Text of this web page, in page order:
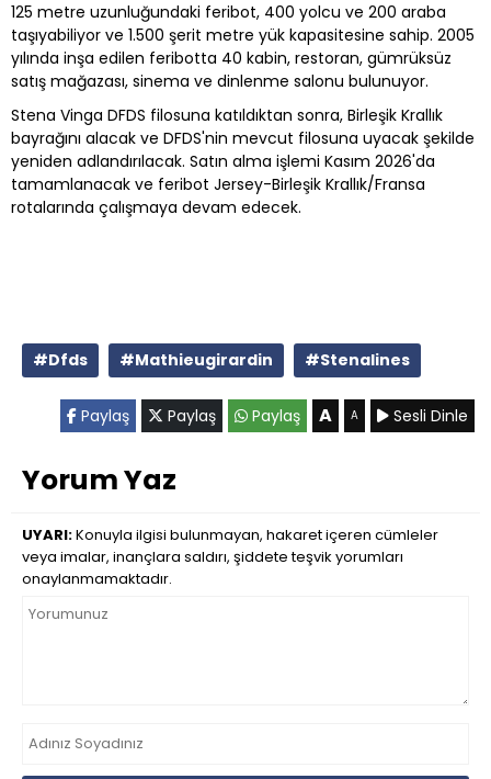
125 metre uzunluğundaki feribot, 400 yolcu ve 200 araba
taşıyabiliyor ve 1.500 şerit metre yük kapasitesine sahip. 2005
yılında inşa edilen feribotta 40 kabin, restoran, gümrüksüz
satış mağazası, sinema ve dinlenme salonu bulunuyor.
Stena Vinga DFDS filosuna katıldıktan sonra, Birleşik Krallık
bayrağını alacak ve DFDS'nin mevcut filosuna uyacak şekilde
yeniden adlandırılacak. Satın alma işlemi Kasım 2026'da
tamamlanacak ve feribot Jersey-Birleşik Krallık/Fransa
rotalarında çalışmaya devam edecek.
#Dfds #Mathieugirardin #Stenalines
Paylaş Paylaş Paylaş A A Sesli Dinle
Yorum Yaz
UYARI:Konuyla ilgisi bulunmayan, hakaret içeren cümleler
veya imalar, inançlara saldırı, şiddete teşvik yorumları
onaylanmamaktadır.